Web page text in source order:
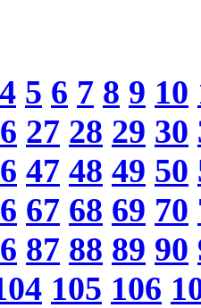
4 5 6 7 8 9 10
27 28 29 30
47 48 49 50
67 68 69 70
87 88 89 90
105 106